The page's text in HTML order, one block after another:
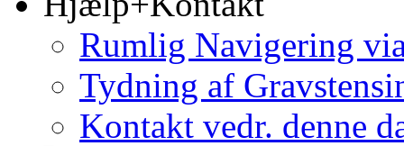
Rumlig Navigering
Tydning af
Kontakt vedr. denne